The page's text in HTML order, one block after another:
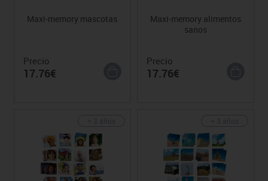
Maxi-memory mascotas
Precio
17.76€
Maxi-memory alimentos
sanos
Precio
17.76€